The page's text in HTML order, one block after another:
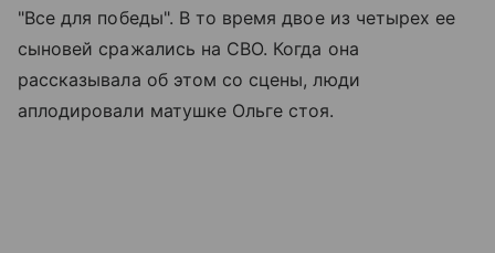
"Все для победы". В то время двое из четырех ее
сыновей сражались на СВО. Когда она
рассказывала об этом со сцены, люди
аплодировали матушке Ольге стоя.